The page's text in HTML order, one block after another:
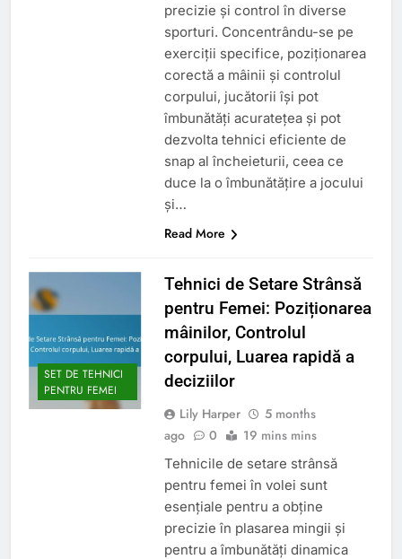
precizie și control în diverse
sporturi. Concentrându-se pe
exerciții specifice, poziționarea
corectă a mâinii și controlul
corpului, jucătorii își pot
îmbunătăți acuratețea și pot
dezvolta tehnici eficiente de
snap al încheieturii, ceea ce
duce la o îmbunătățire a jocului
și…
Read More
SET DE TEHNICI
PENTRU FEMEI
Tehnici de Setare Strânsă
pentru Femei: Poziționarea
mâinilor, Controlul
corpului, Luarea rapidă a
deciziilor
Lily Harper
5 months
ago
0 19 mins mins
Tehnicile de setare strânsă
pentru femei în volei sunt
esențiale pentru a obține
precizie în plasarea mingii și
pentru a îmbunătăți dinamica